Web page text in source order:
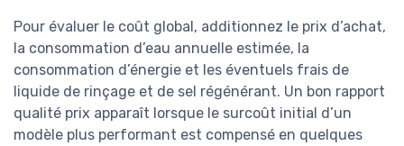
Pour évaluer le coût global, additionnez le prix d’achat,
la consommation d’eau annuelle estimée, la
consommation d’énergie et les éventuels frais de
liquide de rinçage et de sel régénérant. Un bon rapport
qualité prix apparaît lorsque le surcoût initial d’un
modèle plus performant est compensé en quelques